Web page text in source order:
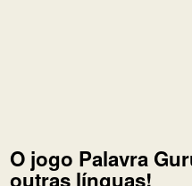
O jogo Palavra
outras línguas!